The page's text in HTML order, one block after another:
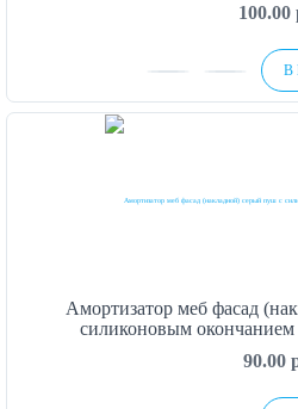
100.00
В
Амортизатор меб фасад
силиконовым окончанием
90.00